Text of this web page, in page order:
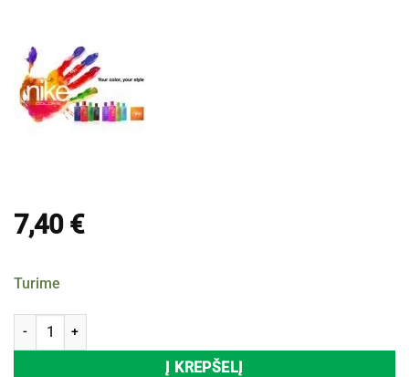
7,40 €
Turime
produkto kiekis: Moteriškas tualetinis vanduo NIKE ULTRA PURPLE,
Į KREPŠELĮ